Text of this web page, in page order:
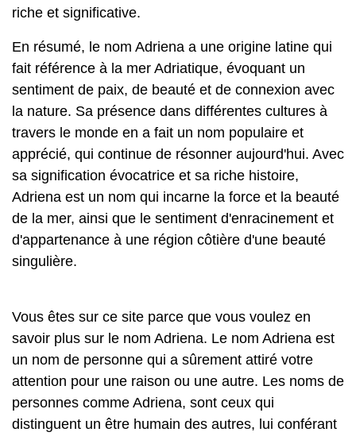
riche et significative.
En résumé, le nom Adriena a une origine latine qui
fait référence à la mer Adriatique, évoquant un
sentiment de paix, de beauté et de connexion avec
la nature. Sa présence dans différentes cultures à
travers le monde en a fait un nom populaire et
apprécié, qui continue de résonner aujourd'hui. Avec
sa signification évocatrice et sa riche histoire,
Adriena est un nom qui incarne la force et la beauté
de la mer, ainsi que le sentiment d'enracinement et
d'appartenance à une région côtière d'une beauté
singulière.
Vous êtes sur ce site parce que vous voulez en
savoir plus sur le nom Adriena. Le nom Adriena est
un nom de personne qui a sûrement attiré votre
attention pour une raison ou une autre. Les noms de
personnes comme Adriena, sont ceux qui
distinguent un être humain des autres, lui conférant